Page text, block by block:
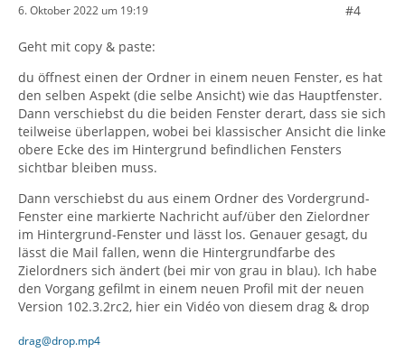
6. Oktober 2022 um 19:19 #4
Geht mit copy & paste:
du öffnest einen der Ordner in einem neuen Fenster, es hat
den selben Aspekt (die selbe Ansicht) wie das Hauptfenster.
Dann verschiebst du die beiden Fenster derart, dass sie sich
teilweise überlappen, wobei bei klassischer Ansicht die linke
obere Ecke des im Hintergrund befindlichen Fensters
sichtbar bleiben muss.
Dann verschiebst du aus einem Ordner des Vordergrund-
Fenster eine markierte Nachricht auf/über den Zielordner
im Hintergrund-Fenster und lässt los. Genauer gesagt, du
lässt die Mail fallen, wenn die Hintergrundfarbe des
Zielordners sich ändert (bei mir von grau in blau). Ich habe
den Vorgang gefilmt in einem neuen Profil mit der neuen
Version 102.3.2rc2, hier ein Vidéo von diesem drag & drop
drag@drop.mp4